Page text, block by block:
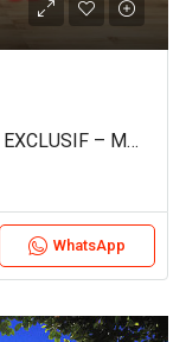
RABAT REF 4188
WhatsApp